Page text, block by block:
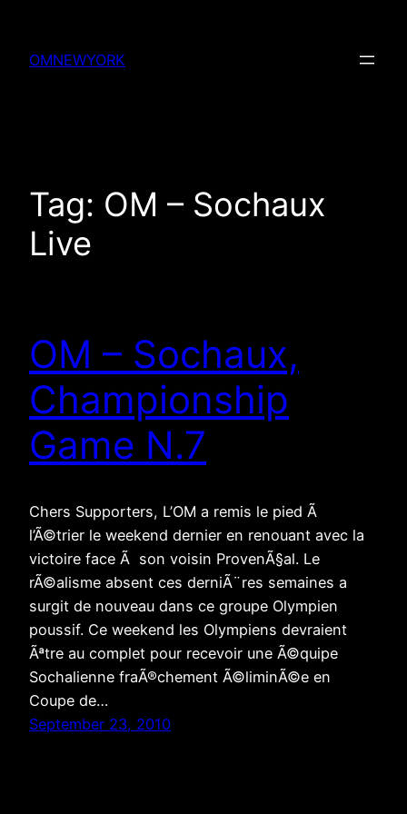
content
OMNEWYORK
Tag: OM – Sochaux
Live
OM – Sochaux,
Championship
Game N.7
Chers Supporters, L’OM a remis le pied Ã
l’Ã©trier le weekend dernier en renouant avec la
victoire face Ã son voisin ProvenÃ§al. Le
rÃ©alisme absent ces derniÃ¨res semaines a
surgit de nouveau dans ce groupe Olympien
poussif. Ce weekend les Olympiens devraient
Ãªtre au complet pour recevoir une Ã©quipe
Sochalienne fraÃ®chement Ã©liminÃ©e en
Coupe de…
September 23, 2010